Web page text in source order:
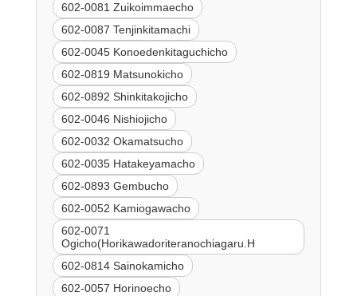
602-0081 Zuikoimmaecho
602-0087 Tenjinkitamachi
602-0045 Konoedenkitaguchicho
602-0819 Matsunokicho
602-0892 Shinkitakojicho
602-0046 Nishiojicho
602-0032 Okamatsucho
602-0035 Hatakeyamacho
602-0893 Gembucho
602-0052 Kamiogawacho
602-0071
Ogicho(Horikawadoriteranochiagaru.H
602-0814 Sainokamicho
602-0057 Horinoecho